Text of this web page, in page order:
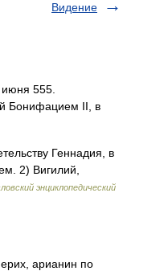
Видение
555.
Бонифацием II, в
Геннадия, в
2) Вигилий,
энциклопедический
арианин по